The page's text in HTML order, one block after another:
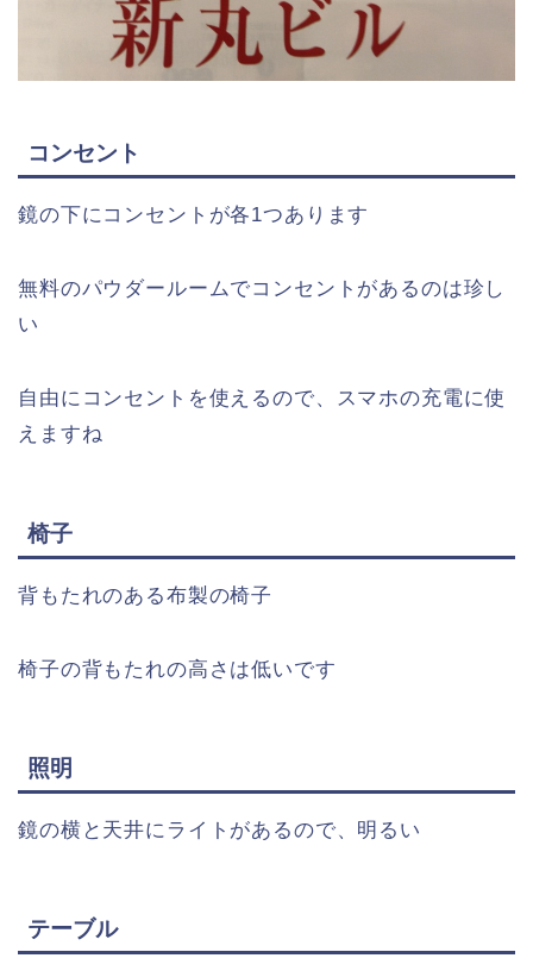
コンセント
鏡の下にコンセントが各1つあります
無料のパウダールームでコンセントがあるのは珍し
い
自由にコンセントを使えるので、スマホの充電に使
えますね
椅子
背もたれのある布製の椅子
椅子の背もたれの高さは低いです
照明
鏡の横と天井にライトがあるので、明るい
テーブル